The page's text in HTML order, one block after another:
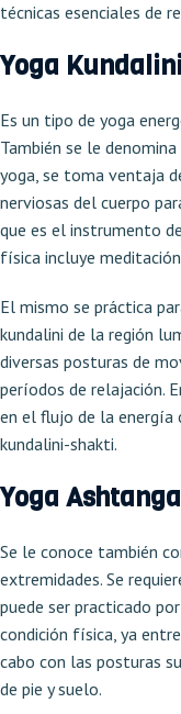
técnicas esenciales de
Yoga
Es un tipo de yoga
También se le
yoga, se toma ventaja
nerviosas del cuerpo
que es el instrumento
física incluye
El mismo se práctica
kundalini de la región
diversas posturas de
períodos de relajación.
en el flujo de la
kundalini-shakti.
Yoga Ashtanga
Se le conoce también
extremidades. Se
puede ser practicado
condición física, ya
cabo con las posturas
de pie y suelo.